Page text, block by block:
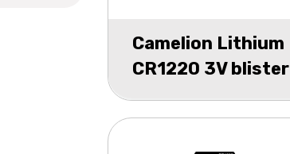
Camelion Lithium
CR1220 3V blister